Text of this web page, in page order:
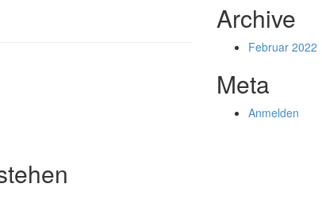
Archive
Februar 2022
Meta
Anmelden